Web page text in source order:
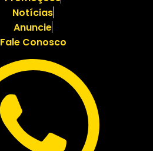
Notícias
Anuncie
Fale Conosco